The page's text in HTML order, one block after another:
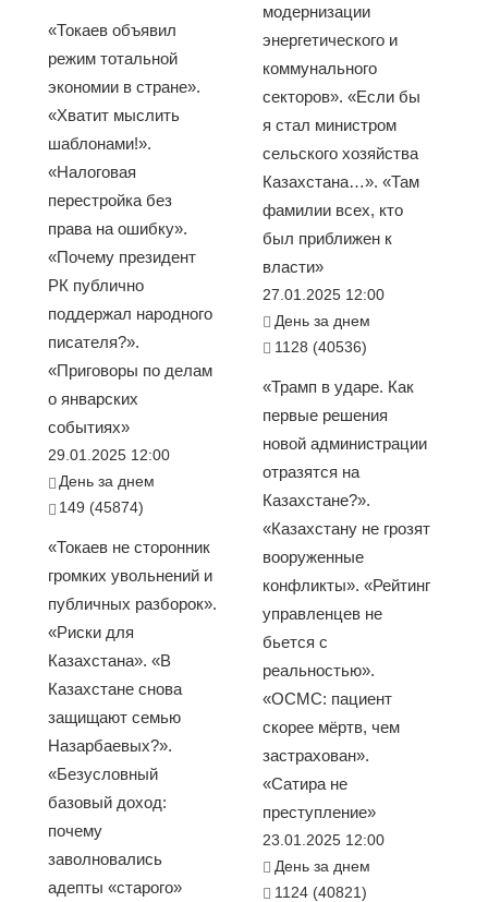
«Токаев объявил
режим тотальной
экономии в стране».
«Хватит мыслить
шаблонами!».
«Налоговая
перестройка без
права на ошибку».
«Почему президент
РК публично
поддержал народного
писателя?».
«Приговоры по делам
о январских
событиях»
29.01.2025 12:00
День за днем
149 (45874)
«Токаев не сторонник
громких увольнений и
публичных разборок».
«Риски для
Казахстана». «В
Казахстане снова
защищают семью
Назарбаевых?».
«Безусловный
базовый доход:
почему
заволновались
адепты «старого»
модернизации
энергетического и
коммунального
секторов». «Если бы
я стал министром
сельского хозяйства
Казахстана…». «Там
фамилии всех, кто
был приближен к
власти»
27.01.2025 12:00
День за днем
1128 (40536)
«Трамп в ударе. Как
первые решения
новой администрации
отразятся на
Казахстане?».
«Казахстану не грозят
вооруженные
конфликты». «Рейтинг
управленцев не
бьется с
реальностью».
«ОСМС: пациент
скорее мёртв, чем
застрахован».
«Сатира не
преступление»
23.01.2025 12:00
День за днем
1124 (40821)